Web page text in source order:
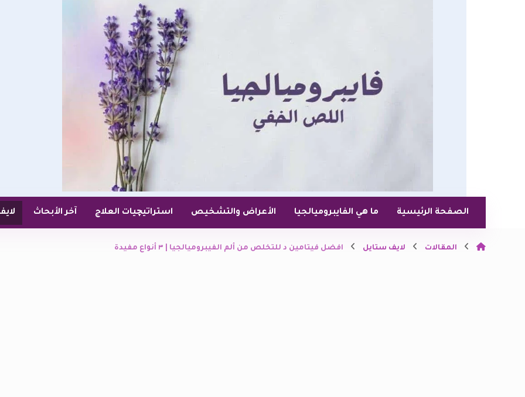
الصفحة الرئيسية ما هي الفايبروميالجيا الأعراض والتشخيص استراتيچيات العلاج آخر الأبحاث
المقالات لايف ستايل افضل فيتامين د للتخلص من ألم الفيبروميالجيا | ٣ أنواع مفيدة